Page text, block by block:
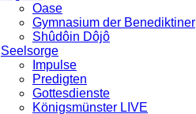
Oase
Gymnasium der Benediktiner
Shûdôin Dôjô
Seelsorge
Impulse
Predigten
Gottesdienste
Königsmünster LIVE